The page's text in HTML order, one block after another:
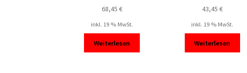
68,45 €
inkl. 19 % MwSt.
Weiterlesen
43,45 €
inkl. 19 % MwSt.
Weiterlesen